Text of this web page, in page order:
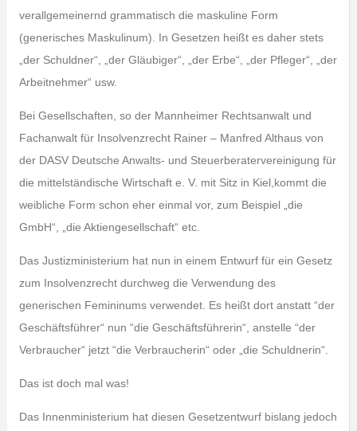
verallgemeinernd grammatisch die maskuline Form
(generisches Maskulinum). In Gesetzen heißt es daher stets
„der Schuldner“, „der Gläubiger“, „der Erbe“, „der Pfleger“, „der
Arbeitnehmer“ usw.
Bei Gesellschaften, so der Mannheimer Rechtsanwalt und
Fachanwalt für Insolvenzrecht Rainer – Manfred Althaus von
der DASV Deutsche Anwalts- und Steuerberatervereinigung für
die mittelständische Wirtschaft e. V. mit Sitz in Kiel,kommt die
weibliche Form schon eher einmal vor, zum Beispiel „die
GmbH“, „die Aktiengesellschaft“ etc.
Das Justizministerium hat nun in einem Entwurf für ein Gesetz
zum Insolvenzrecht durchweg die Verwendung des
generischen Femininums verwendet. Es heißt dort anstatt “der
Geschäftsführer“ nun “die Geschäftsführerin“, anstelle “der
Verbraucher“ jetzt “die Verbraucherin“ oder „die Schuldnerin“.
Das ist doch mal was!
Das Innenministerium hat diesen Gesetzentwurf bislang jedoch